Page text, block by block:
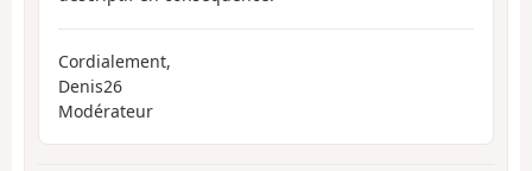
Cordialement,
Denis26
Modérateur